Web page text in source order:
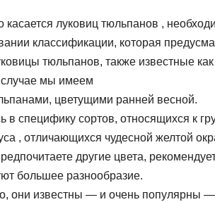
касается луковиц тюльпанов ,
классификации, которая
тюльпанов, также известные
мы имеем
цветущими ранней весной.
в специфику сортов, относящихся к
, отличающихся чудесной желтой
другие цвета,
большее разнообразие.
они известны — и очень популярны